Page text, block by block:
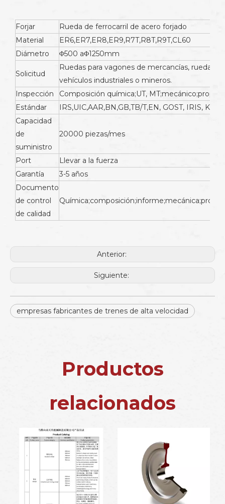
Forjar
Rueda de ferrocarril de acero forjado
Material
ER6,ER7,ER8,ER9,R7T,R8T,R9T,CL60
Diámetro
Φ500 aΦ1250mm
Solicitud
Ruedas para vagones de mercancías, ruedas
vehículos industriales o mineros.
Inspección
Composición química;UT,
Estándar
IRS,UIC,AAR,BN,GB,TB/T,EN, GOST, IRIS, KSR,
Capacidad
de
suministro
20000 piezas/mes
Port
Llevar a la fuerza
Garantía
3-5 años
Documento
de control
de calidad
Anterior:
Siguiente:
empresas fabricantes de trenes de alta velocidad
Productos
relacionados